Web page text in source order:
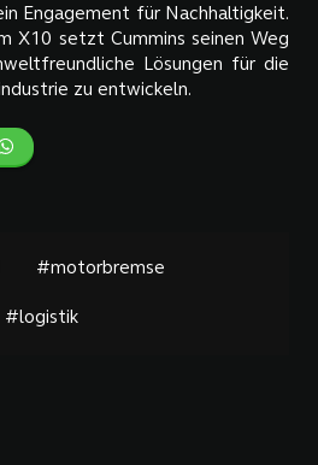
Engagement für Nachhaltigkeit.
X10 setzt Cummins seinen Weg
Lösungen für die
zu entwickeln.
#motorbremse
#logistik